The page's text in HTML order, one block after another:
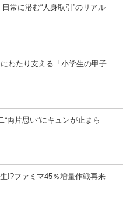
常に潜む“人身取引”のリアル
わたり支える「小学生の甲子
両片思い”にキュンが止まら
!?ファミマ45％増量作戦再来